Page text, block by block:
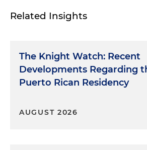
Related Insights
The Knight Watch: Recent
Developments Regarding
Puerto Rican Residency
AUGUST 2026